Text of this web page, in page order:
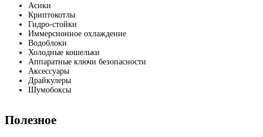
Асики
Криптокотлы
Гидро-стойки
Иммерсионное охлаждение
Водоблоки
Холодные кошельки
Аппаратные ключи безопасности
Аксессуары
Драйкулеры
Шумобоксы
Полезное